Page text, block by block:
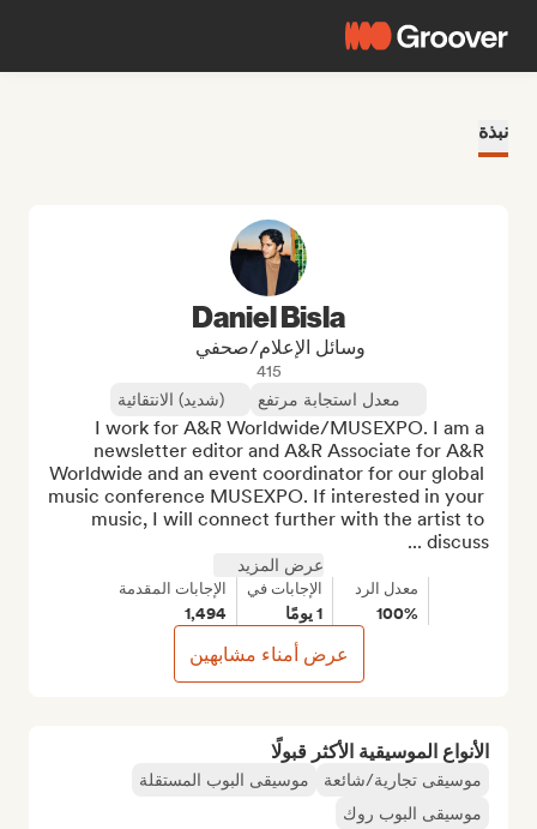
نبذة
الأنواع الموسيقية الأكثر قبولًا
موسيقى تجارية/شائعة
موسيقى البوب المستقلة
موسيقى البوب روك
Daniel Bisla
وسائل الإعلام/صحفي
415
معدل استجابة مرتفع
(شديد) الانتقائية
I work for A&R Worldwide/MUSEXPO. I am a
newsletter editor and A&R Associate for A&R
Worldwide and an event coordinator for our global
music conference MUSEXPO. If interested in your
music, I will connect further with the artist to
discuss ...
عرض المزيد
معدل الرد
100%
الإجابات في
1 يومًا
الإجابات المقدمة
1,494
عرض أمناء مشابهين